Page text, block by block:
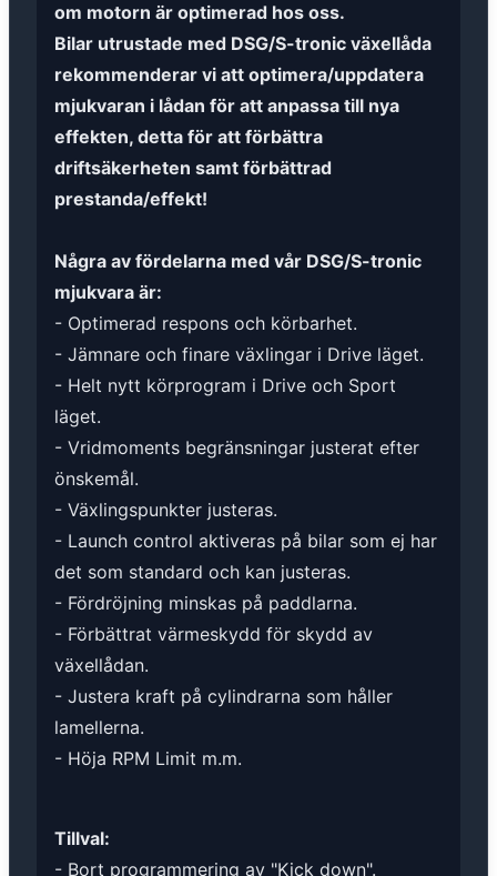
om motorn är optimerad hos oss.
Bilar utrustade med DSG/S-tronic växellåda
rekommenderar vi att optimera/uppdatera
mjukvaran i lådan för att anpassa till nya
effekten, detta för att förbättra
driftsäkerheten samt förbättrad
prestanda/effekt!
Några av fördelarna med vår DSG/S-tronic
mjukvara är:
- Optimerad respons och körbarhet.
- Jämnare och finare växlingar i Drive läget.
- Helt nytt körprogram i Drive och Sport
läget.
- Vridmoments begränsningar justerat efter
önskemål.
- Växlingspunkter justeras.
- Launch control aktiveras på bilar som ej har
det som standard och kan justeras.
- Fördröjning minskas på paddlarna.
- Förbättrat värmeskydd för skydd av
växellådan.
- Justera kraft på cylindrarna som håller
lamellerna.
- Höja RPM Limit m.m.
Tillval:
- Bort programmering av "Kick down".